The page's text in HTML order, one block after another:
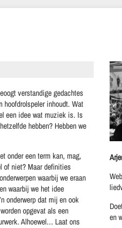
verstandige gedachtes
hoofdrolspeler inhoudt. Wat
een idee wat muziek is. Is
hebben? Hebben we
onder een term kan, mag,
of niet? Maar definities
waarbij we eraan
waarbij we het idee
onderwerp dat mij en ook
opgevat als een
Alhoewel… Laat ons
en